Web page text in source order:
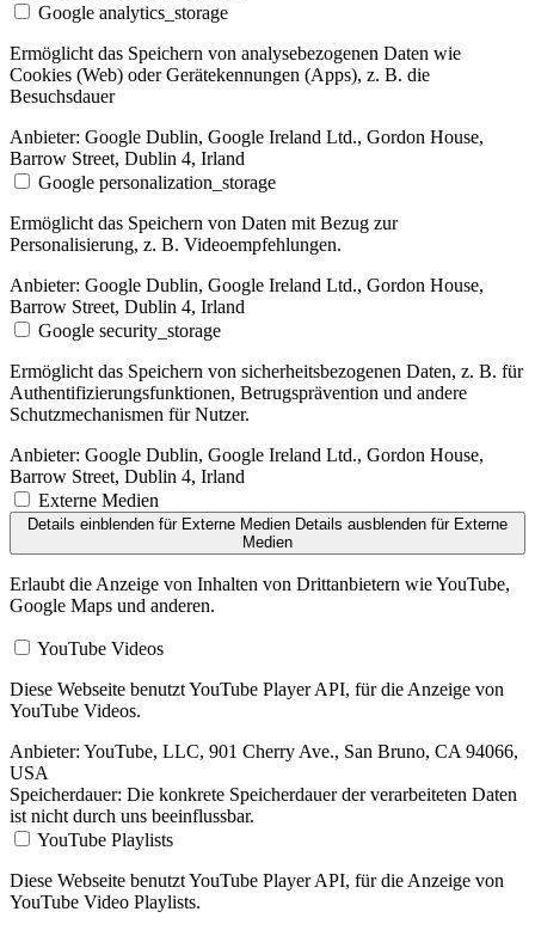
Google analytics_storage
Ermöglicht das Speichern von analysebezogenen Daten wie
Cookies (Web) oder Gerätekennungen (Apps), z. B. die
Besuchsdauer
Anbieter: Google Dublin, Google Ireland Ltd., Gordon House,
Barrow Street, Dublin 4, Irland
Google personalization_storage
Ermöglicht das Speichern von Daten mit Bezug zur
Personalisierung, z. B. Videoempfehlungen.
Anbieter: Google Dublin, Google Ireland Ltd., Gordon House,
Barrow Street, Dublin 4, Irland
Google security_storage
Ermöglicht das Speichern von sicherheitsbezogenen Daten, z. B. für
Authentifizierungsfunktionen, Betrugsprävention und andere
Schutzmechanismen für Nutzer.
Anbieter: Google Dublin, Google Ireland Ltd., Gordon House,
Barrow Street, Dublin 4, Irland
Externe Medien
Details einblenden für Externe Medien Details ausblenden für Externe
Medien
Erlaubt die Anzeige von Inhalten von Drittanbietern wie YouTube,
Google Maps und anderen.
YouTube Videos
Diese Webseite benutzt YouTube Player API, für die Anzeige von
YouTube Videos.
Anbieter: YouTube, LLC, 901 Cherry Ave., San Bruno, CA 94066,
USA
Speicherdauer: Die konkrete Speicherdauer der verarbeiteten Daten
ist nicht durch uns beeinflussbar.
YouTube Playlists
Diese Webseite benutzt YouTube Player API, für die Anzeige von
YouTube Video Playlists.